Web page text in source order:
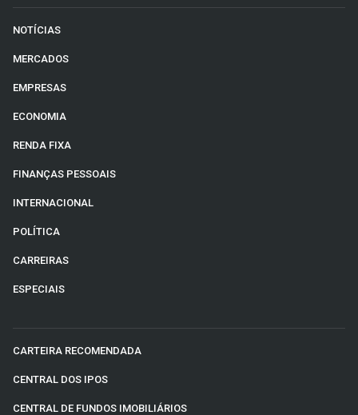
NOTÍCIAS
MERCADOS
EMPRESAS
ECONOMIA
RENDA FIXA
FINANÇAS PESSOAIS
INTERNACIONAL
POLÍTICA
CARREIRAS
ESPECIAIS
CARTEIRA RECOMENDADA
CENTRAL DOS IPOS
CENTRAL DE FUNDOS IMOBILIÁRIOS